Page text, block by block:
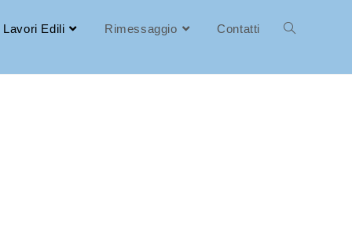
Lavori Edili Rimessaggio Contatti